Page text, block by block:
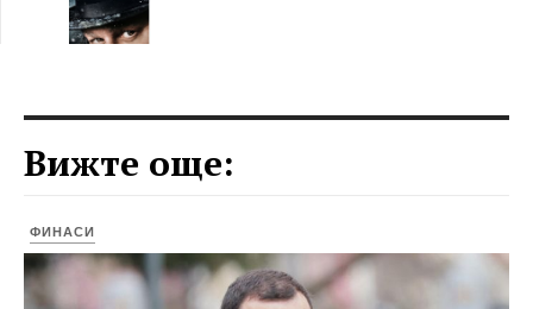
Вижте още:
ФИНАСИ